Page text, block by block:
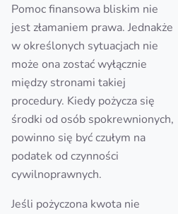
Pomoc finansowa bliskim nie
jest złamaniem prawa. Jednakże
w określonych sytuacjach nie
może ona zostać wyłącznie
między stronami takiej
procedury. Kiedy pożycza się
środki od osób spokrewnionych,
powinno się być czułym na
podatek od czynności
cywilnoprawnych.
Jeśli pożyczona kwota nie